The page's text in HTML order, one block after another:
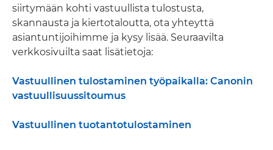
siirtymään kohti vastuullista tulostusta,
skannausta ja kiertotaloutta, ota yhteyttä
asiantuntijoihimme ja kysy lisää. Seuraavilta
verkkosivuilta saat lisätietoja:
Vastuullinen tulostaminen työpaikalla: Canonin
vastuullisuussitoumus
Vastuullinen tuotantotulostaminen